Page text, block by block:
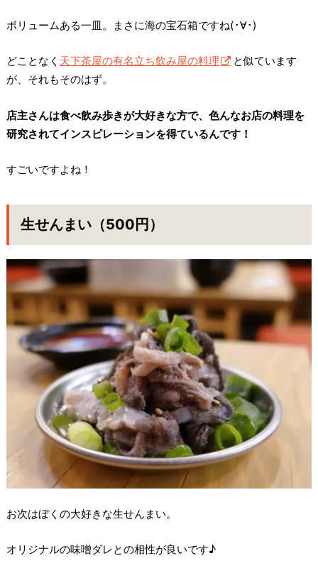
ボリュームある一皿。まさに海の宝石箱ですね(･∀･)
どことなく 天下茶屋の有名立ち飲み屋の料理
と似ています
が、それもそのはず。
店主さんは食べ飲み歩きが大好きな方で、色んなお店の料理を
研究されてインスピレーションを得ているんです！
すごいですよね！
生せんまい（500円）
お次はぼくの大好きな生せんまい。
オリジナルの味噌ダレとの相性が良いです♪